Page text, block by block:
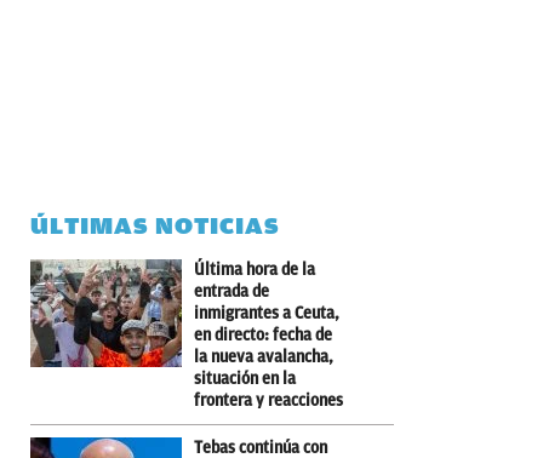
ÚLTIMAS NOTICIAS
Última hora de la
entrada de
inmigrantes a Ceuta,
en directo: fecha de
la nueva avalancha,
situación en la
frontera y reacciones
Tebas continúa con